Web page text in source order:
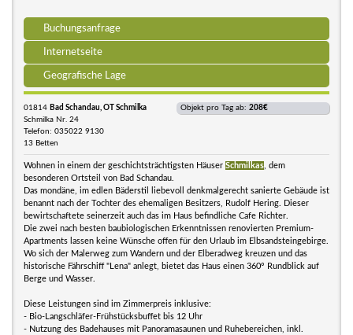
Buchungsanfrage
Internetseite
Geografische Lage
01814 Bad Schandau, OT Schmilka
Schmilka Nr. 24
Telefon: 035022 9130
13 Betten
Objekt pro Tag ab: 208€
Wohnen in einem der geschichtsträchtigsten Häuser Schmilkas , dem
besonderen Ortsteil von Bad Schandau.
Das mondäne, im edlen Bäderstil liebevoll denkmalgerecht sanierte Gebäude ist
benannt nach der Tochter des ehemaligen Besitzers, Rudolf Hering. Dieser
bewirtschaftete seinerzeit auch das im Haus befindliche Cafe Richter.
Die zwei nach besten baubiologischen Erkenntnissen renovierten Premium-
Apartments lassen keine Wünsche offen für den Urlaub im Elbsandsteingebirge.
Wo sich der Malerweg zum Wandern und der Elberadweg kreuzen und das
historische Fährschiff "Lena" anlegt, bietet das Haus einen 360° Rundblick auf
Berge und Wasser.
Diese Leistungen sind im Zimmerpreis inklusive:
- Bio-Langschläfer-Frühstücksbuffet bis 12 Uhr
- Nutzung des Badehauses mit Panoramasaunen und Ruhebereichen, inkl.